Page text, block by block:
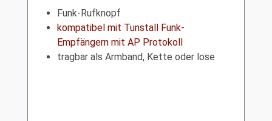
Funk-Rufknopf
kompatibel mit Tunstall Funk-
Empfängern mit AP Protokoll
tragbar als Armband, Kette oder lose